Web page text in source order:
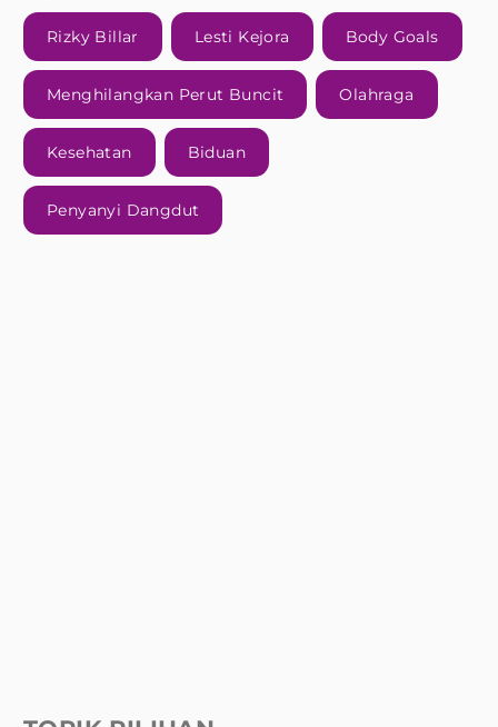
Rizky Billar Lesti Kejora Body Goals
Menghilangkan Perut Buncit Olahraga
Kesehatan Biduan
Penyanyi Dangdut